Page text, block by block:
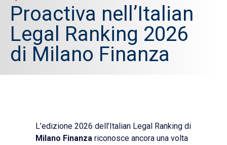
Proactiva nell’Italian
Legal Ranking 2026
di Milano Finanza
L’edizione 2026 dell’Italian Legal Ranking di
Milano Finanza riconosce ancora una volta